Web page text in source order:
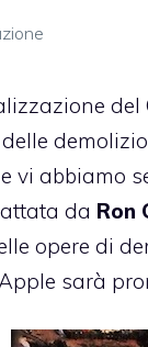
delle
vi abbiamo
da Ron
opere di
sarà